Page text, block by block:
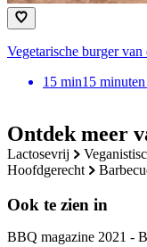
Ontdek meer
lactosevrij
hoofdgerecht
Ook te zien in
BBQ magazine 2021 -
Vegetarische burger
15 min15